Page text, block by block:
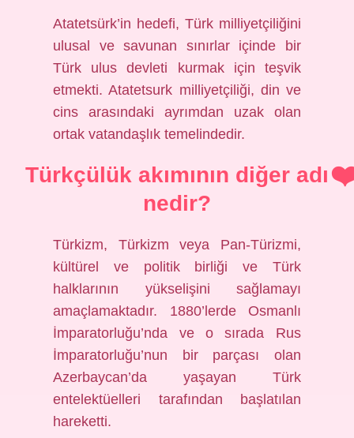
Atatetsürk’in hedefi, Türk milliyetçiliğini
ulusal ve savunan sınırlar içinde bir
Türk ulus devleti kurmak için teşvik
etmekti. Atatetsurk milliyetçiliği, din ve
cins arasındaki ayrımdan uzak olan
ortak vatandaşlık temelindedir.
Türkçülük akımının diğer adı
nedir?
Türkizm, Türkizm veya Pan-Türizmi,
kültürel ve politik birliği ve Türk
halklarının yükselişini sağlamayı
amaçlamaktadır. 1880’lerde Osmanlı
İmparatorluğu’nda ve o sırada Rus
İmparatorluğu’nun bir parçası olan
Azerbaycan’da yaşayan Türk
entelektüelleri tarafından başlatılan
hareketti.